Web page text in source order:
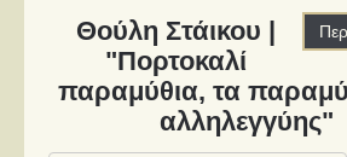
Θούλη Στάικου |
"Πορτοκαλί
παραμύθια, τα
αλληλεγγύης"